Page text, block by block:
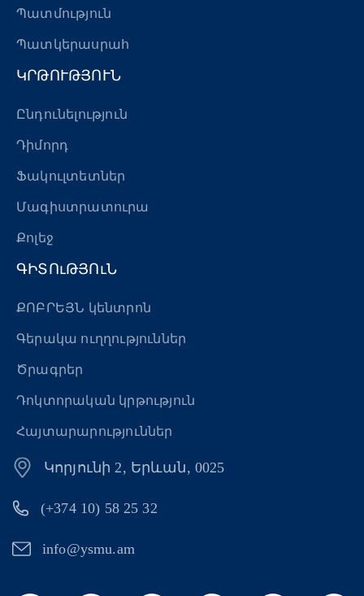
Պատմություն
Պատկերասրահ
ԿՐԹՈՒԹՅՈՒՆ
Ընդունելություն
Դիմորդ
Ֆակուլտետներ
Մագիստրատուրա
Քոլեջ
ԳԻՏՈւԹՅՈւՆ
ՔՈԲՐԵՅՆ կենտրոն
Գերակա ուղղություններ
Ծրագրեր
Դոկտորական կրթություն
Հայտարարություններ
Կորյունի 2, Երևան, 0025
(+374 10) 58 25 32
info@ysmu.am